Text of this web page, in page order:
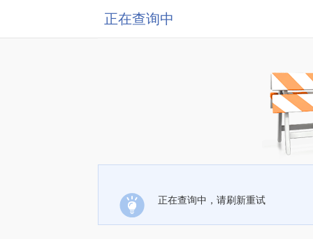
正在查询中
正在查询中，请刷新重试